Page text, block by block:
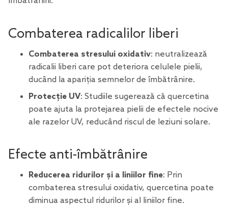
Combaterea radicalilor liberi
Combaterea stresului oxidativ: neutralizează
radicalii liberi care pot deteriora celulele pielii,
ducând la apariția semnelor de îmbătrânire.
Protecție UV: Studiile sugerează că quercetina
poate ajuta la protejarea pielii de efectele nocive
ale razelor UV, reducând riscul de leziuni solare.
Efecte anti-îmbătrânire
Reducerea ridurilor și a liniilor fine: Prin
combaterea stresului oxidativ, quercetina poate
diminua aspectul ridurilor și al liniilor fine.